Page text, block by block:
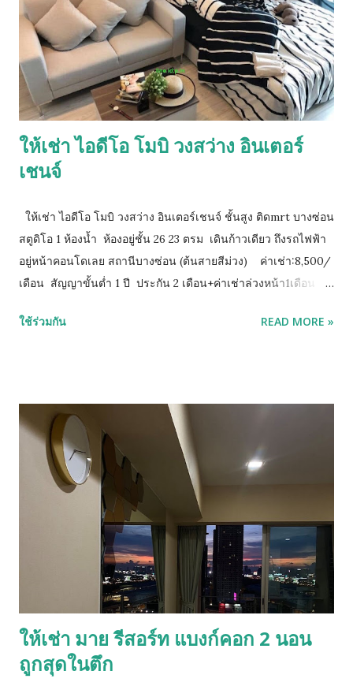
ให้เช่า ไอดีโอ โมบิ วงสว่าง อินเตอร์
เชนจ์
ให้เช่า ไอดีโอ โมบิ วงสว่าง อินเตอร์เชนจ์ ชั้นสูง ติดmrt บางซ่อน
สตูดิโอ 1 ห้องน้ำ ห้องอยู่ชั้น 26 23 ตรม เดินก้าวเดียว ถึงรถไฟฟ้า
อยู่หน้าคอนโดเลย สถานีบางซ่อน (ต้นสายสีม่วง) ค่าเช่า:8,500/
เดือน สัญญาขั้นต่ำ 1 ปี ประกัน 2 เดือน+ค่าเช่าล่วงหน้า1เดือน
-เตาไฟฟ้า เครื่องดูดควัน -เครื่องทำน้ำอุ่น -ไมโครเวฟ -กลอน
โด -Access Key Card -CCTV และรปภ. 24 ชม. ที่ตั้ง -MRT
บางซ่อน -รถไฟฟ้าสายสีแดง สถานีบางซ่อน -ตลาดนัดชุมทาง
สยามยิปซี -บิ๊กซี วงศ์สว่าง -สำนักงานสรรพากรบางซื่อ
-โรงเรียนโยธินบูรณะ -สน.เตาปูน – ทางขึ้น-ลง ด่านรัชดาภ...
ใช้ร่วมกัน READ MORE »
ให้เช่า มาย รีสอร์ท แบงก์คอก 2 นอน
ถูกสุดในตึก